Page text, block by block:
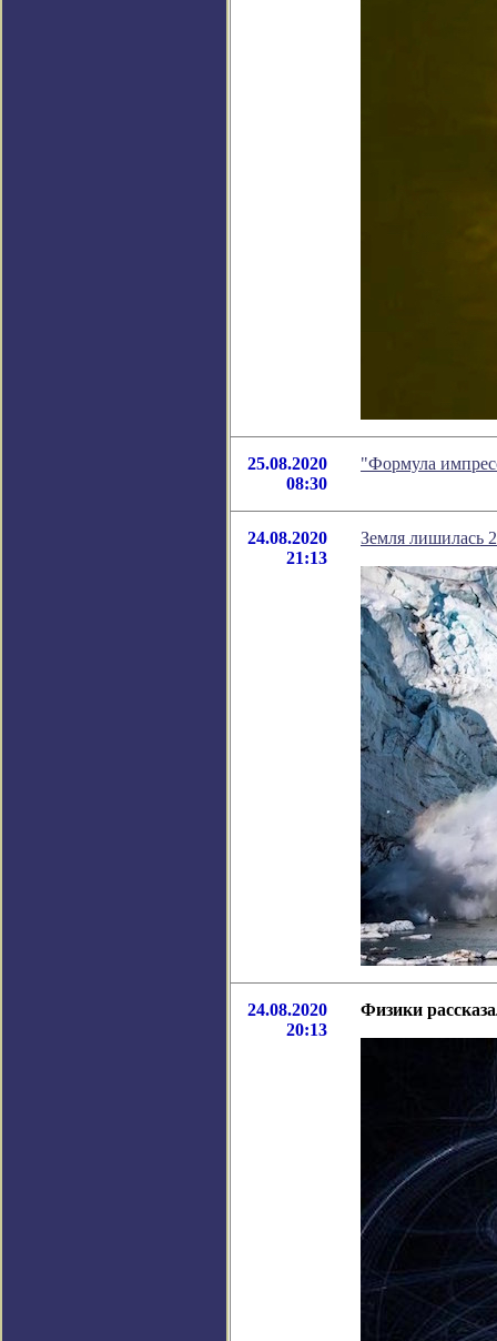
25.08.2020
08:30
"Формула
24.08.2020
21:13
Земля лишилась
24.08.2020
20:13
Физики